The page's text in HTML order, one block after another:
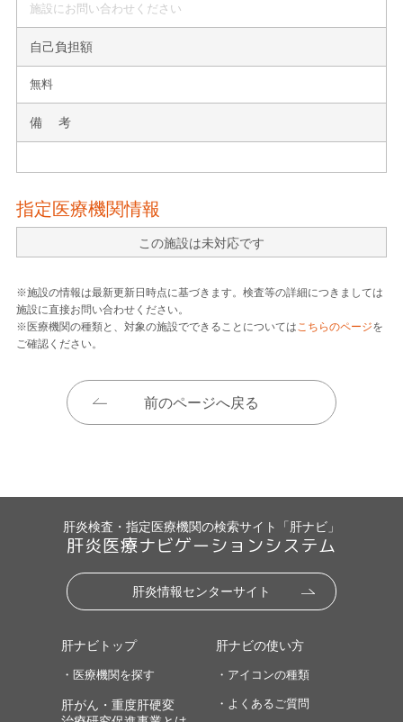
施設にお問い合わせください
自己負担額
無料
備 考
指定医療機関情報
この施設は未対応です
※施設の情報は最新更新日時点に基づきます。検査等の詳細につきましては
施設に直接お問い合わせください。
※医療機関の種類と、対象の施設でできることについてはこちらのページを
ご確認ください。
前のページへ戻る
肝炎検査・指定医療機関の検索サイト「肝ナビ」
肝炎医療ナビゲーションシステム
肝炎情報センターサイト
肝ナビトップ
・医療機関を探す
肝がん・重度肝硬変
肝ナビの使い方
・アイコンの種類
・よくあるご質問